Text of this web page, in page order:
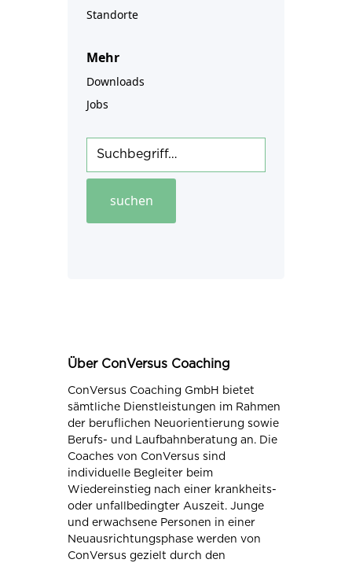
Standorte
Mehr
Downloads
Jobs
Über ConVersus Coaching
ConVersus Coaching GmbH bietet
sämtliche Dienstleistungen im Rahmen
der beruflichen Neuorientierung sowie
Berufs- und Laufbahnberatung an. Die
Coaches von ConVersus sind
individuelle Begleiter beim
Wiedereinstieg nach einer krankheits-
oder unfallbedingter Auszeit. Junge
und erwachsene Personen in einer
Neuausrichtungsphase werden von
ConVersus gezielt durch den